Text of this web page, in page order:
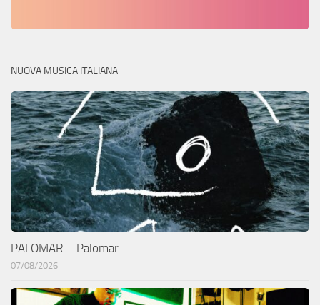
NUOVA MUSICA ITALIANA
PALOMAR – Palomar
07/08/2026